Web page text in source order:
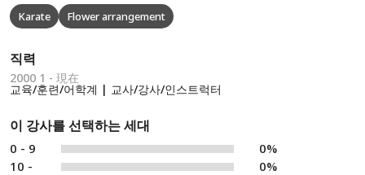
Karate Flower arrangement
직력
2000 1 - 現在
교육/훈련/어학계 | 교사/강사/인스트럭터
이 강사를 선택하는 세대
0 - 9
0%
10 -
0%